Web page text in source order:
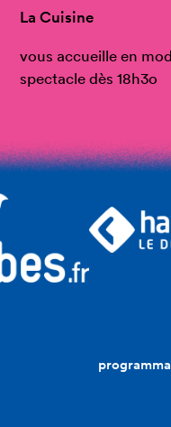
La Cuisine
vous accueille en
spectacle dès 18h3o